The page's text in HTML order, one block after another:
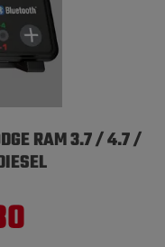
RAM 3.7 / 4.7 /